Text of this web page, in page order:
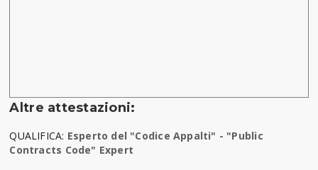
Altre attestazioni:
QUALIFICA: Esperto del "Codice Appalti" - "Public
Contracts Code" Expert